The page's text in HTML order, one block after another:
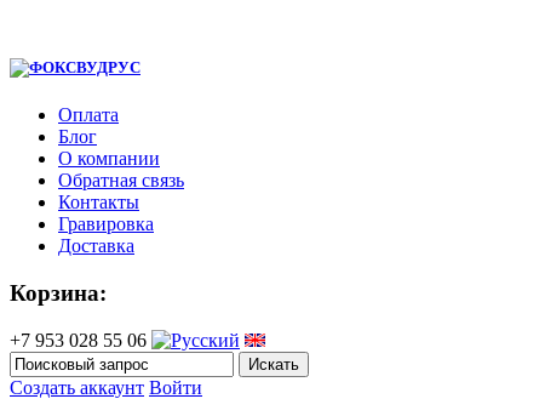
Оплата
Блог
О компании
Обратная связь
Контакты
Гравировка
Доставка
Корзина:
+7 953 028 55 06
Создать аккаунт Войти